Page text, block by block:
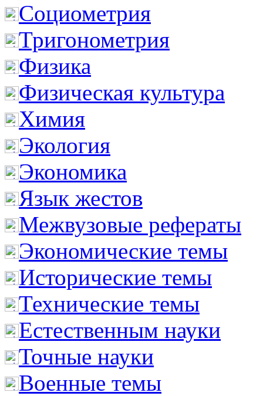
Социометрия
Тригонометрия
Физика
Физическая культура
Химия
Экология
Экономика
Язык жестов
Межвузовые рефераты
Экономические темы
Исторические темы
Технические темы
Естественным науки
Точные науки
Военные темы